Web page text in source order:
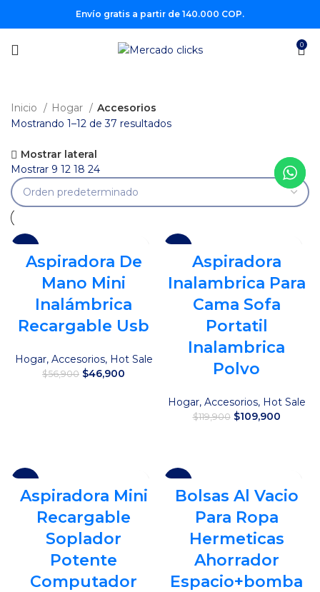
Envío gratis a partir de 140.000 COP.
0
Inicio Hogar
Accesorios
Mostrando 1–12 de 37 resultados
Mostrar lateral
Mostrar 9 12 18 24
-18%
Aspiradora De
Mano Mini
Inalámbrica
Recargable Usb
Hogar, Accesorios, Hot Sale
$56,900 El
$46,900
-8%
Aspiradora
Inalambrica Para
Cama Sofa
Portatil
Inalambrica
Polvo
Hogar, Accesorios, Hot Sale
$119,900 El
$109,900El
-17%
Aspiradora Mini
Recargable
Soplador
Potente
Computador
-17%
Bolsas Al Vacio
Para Ropa
Hermeticas
Ahorrador
Espacio+bomba